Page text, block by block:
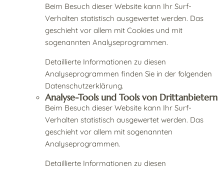
Beim Besuch dieser Website kann Ihr Surf-
Verhalten statistisch ausgewertet werden. Das
geschieht vor allem mit Cookies und mit
sogenannten Analyseprogrammen.
Detaillierte Informationen zu diesen
Analyseprogrammen finden Sie in der folgenden
Datenschutzerklärung.
Analyse-Tools und Tools von Drittanbietern
Beim Besuch dieser Website kann Ihr Surf-
Verhalten statistisch ausgewertet werden. Das
geschieht vor allem mit sogenannten
Analyseprogrammen.
Detaillierte Informationen zu diesen